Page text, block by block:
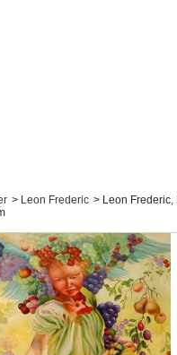
> Leon Frederic > Leon